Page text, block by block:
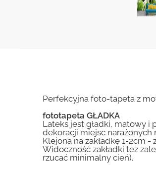
Perfekcyjna foto-tapeta z
fototapeta GŁADKA
Lateks jest gładki, matowy i
dekoracji miejsc narażonych
Klejona na zakładkę 1-2cm
Widoczność zakładki tez
rzucać minimalny cień).